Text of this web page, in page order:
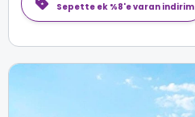
Sepette ek %8'e varan indirim